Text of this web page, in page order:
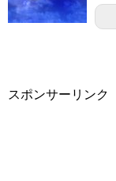
スポンサーリンク